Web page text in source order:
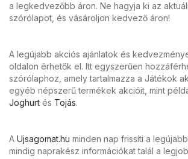
a legkedvezőbb áron. Ne hagyja ki az
szórólapot, és vásároljon kedvező áron!
A legújabb akciós ajánlatok és
oldalon érhetők el. Itt egyszerűen
szórólaphoz, amely tartalmazza a Játékok
egyéb népszerű termékek akcióit, mint
Joghurt és Tojás.
A Ujsagomat.hu minden nap frissíti a
mindig naprakész információkat talál a